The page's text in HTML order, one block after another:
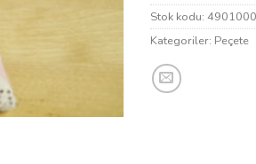
Stok kodu:
Kategoriler: Peçete